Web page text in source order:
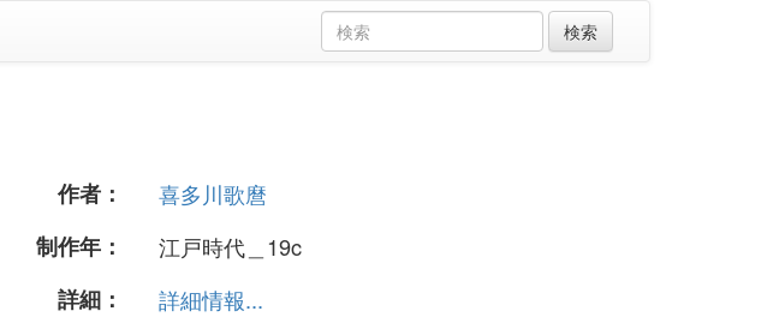
作者：
喜多川歌麿
制作年：
江戸時代＿19c
詳細：
詳細情報...